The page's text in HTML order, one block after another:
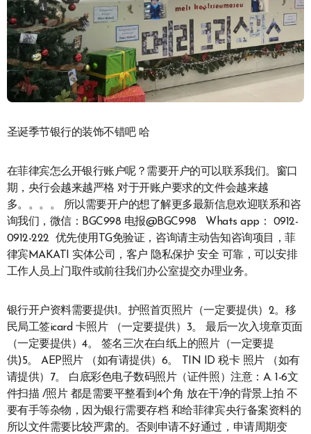
圣诞季节银行的装饰不错吧 哈
在菲律宾怎么开银行账户呢？需要开户的可以联系我们。窗口
期，央行会越来越严格 对于开账户要求的文件会越来越
多。。。。 所以需要开户的想了解更多最新信息欢迎联系和咨
询我们，微信：BGC998 电报@BGC998 Whats app： 0912-
0912-222 优先使用TG免验证，咨询请主动告知咨询项目，菲
律宾MAKATI 实体公司，客户 隐私保护 安全 可靠，可以安排
工作人员上门取件或前往我们办公室提交办理业务。
银行开户资料需要提供1。护照首页照片（一定要提供）2。移
民局工签icard 卡照片 （一定要提供）3。 最后一次入境章页面
（一定要提供）4。 签名三次在白纸上的照片（一定要提
供)5。 AEP照片 （如有请提供）6。 TIN ID 税卡 照片 （如有
请提供）7。 白底彩色电子数码照片（证件照）注意：A. 1-6文
件扫描 /照片 都是需要平整看到4个角 放在干净的背景上拍 不
要有手等杂物，因为银行需要存档 和给菲律宾央行备案资料的
所以文件需要比较严肃的。否则申请不好通过，申请周期变